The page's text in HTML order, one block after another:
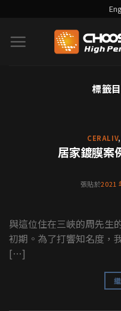
標籤
背後功臣
當中有
CERALIV,
居家鍍膜案
張貼於2021
與這位住在三峽的周先生
初期。為了打響知名度，
[…]